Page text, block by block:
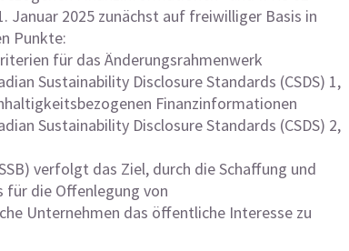
Januar 2025 zunächst auf freiwilliger Basis in
Punkte:
für das Änderungsrahmenwerk
Sustainability Disclosure Standards (CSDS) 1,
Finanzinformationen
Sustainability Disclosure Standards (CSDS) 2,
verfolgt das Ziel, durch die Schaffung und
für die Offenlegung von
Unternehmen das öffentliche Interesse zu